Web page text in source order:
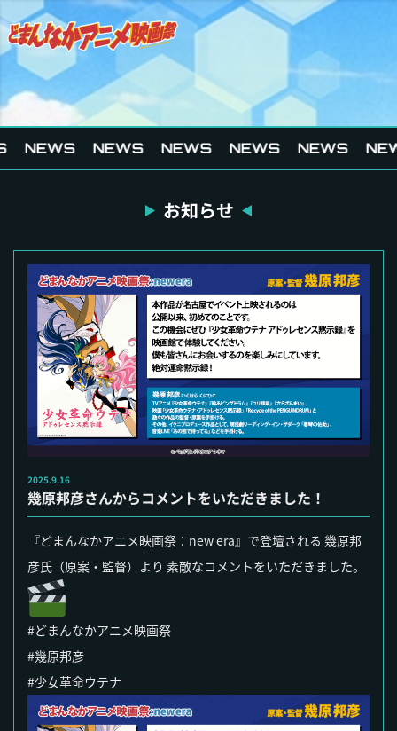
NEWS NEWS NEWS NEWS NEWS
お知らせ
2025.9.16
幾原邦彦さんからコメントをいただきました！
『どまんなかアニメ映画祭：new era』で登壇される 幾原邦
彦氏（原案・監督）より 素敵なコメントをいただきました。
#どまんなかアニメ映画祭
#幾原邦彦
#少女革命ウテナ